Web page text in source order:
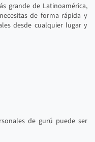
grande de Latinoamérica,
de forma rápida y
desde cualquier lugar y
de gurú puede ser